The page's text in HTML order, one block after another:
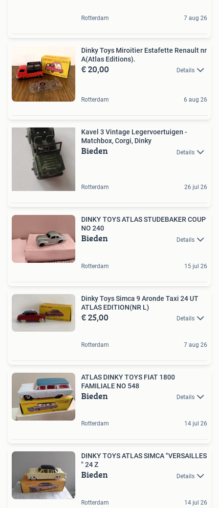
Rotterdam 7 aug 26
Dinky Toys Miroitier Estafette Renault nr
A(Atlas Editions).
€ 20,00 Details
Rotterdam 6 aug 26
Kavel 3 Vintage Legervoertuigen -
Matchbox, Corgi, Dinky
Bieden Details
Rotterdam 26 jul 26
DINKY TOYS ATLAS STUDEBAKER COUP
NO 240
Bieden Details
Rotterdam 15 jul 26
Dinky Toys Simca 9 Aronde Taxi 24 UT
ATLAS EDITION(NR L)
€ 25,00 Details
Rotterdam 7 aug 26
ATLAS DINKY TOYS FIAT 1800
FAMILIALE NO 548
Bieden Details
Rotterdam 14 jul 26
DINKY TOYS ATLAS SIMCA "VERSAILLES
" 24 Z
Bieden Details
Rotterdam 14 jul 26